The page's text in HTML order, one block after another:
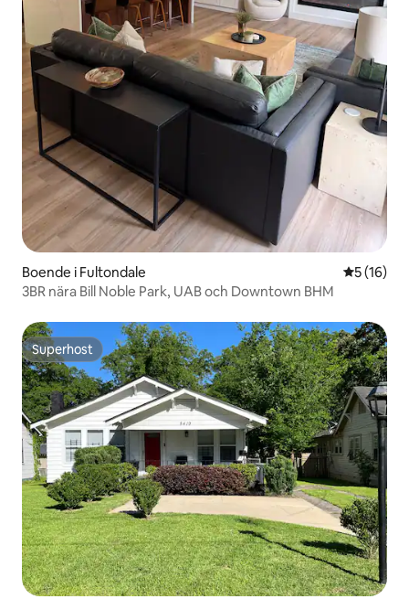
Boende i Fultondale 5 av 5 i
5 (16)
3BR nära Bill Noble Park, UAB och Downtown BHM
Superhost
Superhost